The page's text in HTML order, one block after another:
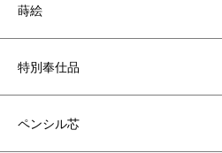
蒔絵
特別奉仕品
ペンシル芯